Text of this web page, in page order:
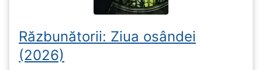
Răzbunătorii: Ziua osândei
(2026)